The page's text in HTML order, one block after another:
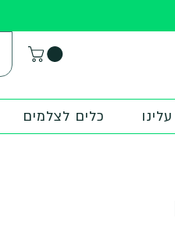
עלינו כלים לצלמים